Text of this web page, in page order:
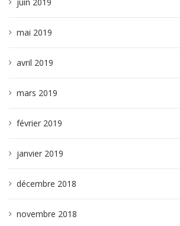
mai 2019
avril 2019
mars 2019
février 2019
janvier 2019
décembre 2018
novembre 2018